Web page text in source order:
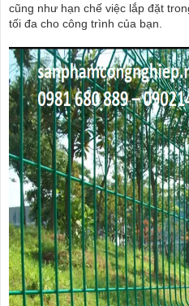
cũng như hạn chế việc lắp đặt
tối đa cho công trình của bạn.